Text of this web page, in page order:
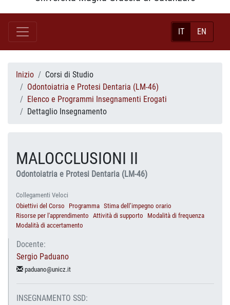
IT EN
Inizio
Corsi di Studio
Odontoiatria e Protesi Dentaria (LM-46)
Elenco e Programmi Insegnamenti Erogati
Dettaglio Insegnamento
MALOCCLUSIONI II
Odontoiatria e Protesi Dentaria (LM-46)
Collegamenti Veloci
Obiettivi del Corso
Programma Stima dell’impegno orario
Risorse per l'apprendimento Attività di supporto
Modalità di frequenza
Modalità di accertamento
Docente:
Sergio Paduano
paduano@unicz.it
INSEGNAMENTO SSD: